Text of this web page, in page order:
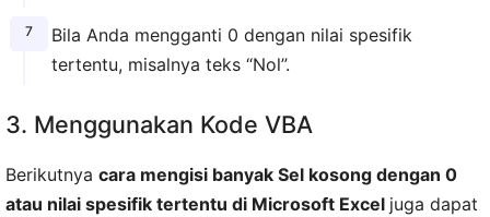
Bila Anda mengganti 0 dengan nilai spesifik
tertentu, misalnya teks “Nol”.
3. Menggunakan Kode VBA
Berikutnya cara mengisi banyak Sel kosong dengan 0
atau nilai spesifik tertentu di Microsoft Excel juga dapat